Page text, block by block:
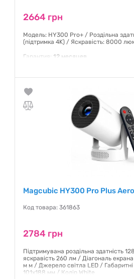
2664 грн
Модель: HY300 Pro+ / Роздільна
(підтримка 4K) / Яскравість: 8000
Гарантия: 12 месяцев
Magcubic HY300 Pro Plus Aero
Код товара: 361863
2784 грн
Підтримувана роздільна здатність
яскравість 260 лм / Діагональ
м м / Джерело світла LED /
101х188 мм / Колір White